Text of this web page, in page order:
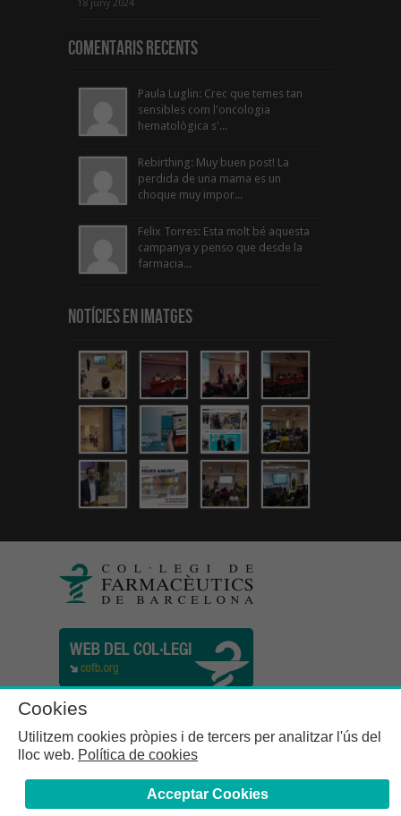
18 juny 2024
Comentaris Recents
Paula Luglin: Crec que temes tan
sensibles com l'oncologia
hematològica s'...
Rebirthing: Muy buen post! La
perdida de una mama es un
choque muy impor...
Felix Torres: Esta molt bé aquesta
campanya y penso que desde la
farmacia...
Notícies en Imatges
Cookies
Utilitzem cookies pròpies i de tercers per analitzar l'ús del
lloc web. Política de cookies
Acceptar Cookies